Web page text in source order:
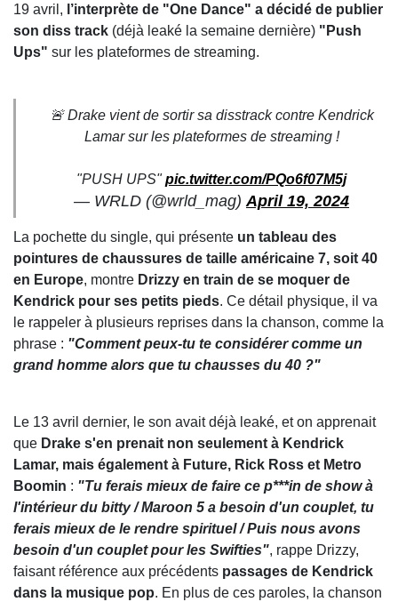
19 avril, l’interprète de "One Dance" a décidé de publier
son diss track (déjà leaké la semaine dernière) "Push
Ups" sur les plateformes de streaming.
🚨 Drake vient de sortir sa disstrack contre Kendrick
Lamar sur les plateformes de streaming !
"PUSH UPS"pic.twitter.com/PQo6f07M5j
— WRLD (@wrld_mag)April 19, 2024
La pochette du single, qui présente un tableau des
pointures de chaussures de taille américaine 7, soit 40
en Europe, montre Drizzy en train de se moquer de
Kendrick pour ses petits pieds. Ce détail physique, il va
le rappeler à plusieurs reprises dans la chanson, comme la
phrase : "Comment peux-tu te considérer comme un
grand homme alors que tu chausses du 40 ?"
Le 13 avril dernier, le son avait déjà leaké, et on apprenait
que Drake s'en prenait non seulement à Kendrick
Lamar, mais également à Future, Rick Ross et Metro
Boomin : "Tu ferais mieux de faire ce p***in de show à
l'intérieur du bitty / Maroon 5 a besoin d'un couplet, tu
ferais mieux de le rendre spirituel / Puis nous avons
besoin d'un couplet pour les Swifties", rappe Drizzy,
faisant référence aux précédents passages de Kendrick
dans la musique pop. En plus de ces paroles, la chanson